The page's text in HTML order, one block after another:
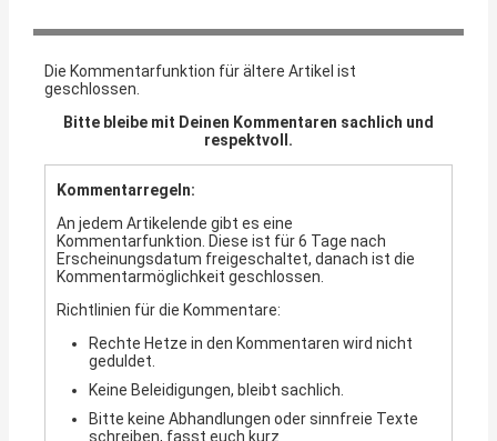
Die Kommentarfunktion für ältere Artikel ist
geschlossen.
Bitte bleibe mit Deinen Kommentaren sachlich und
respektvoll.
Kommentarregeln:
An jedem Artikelende gibt es eine
Kommentarfunktion. Diese ist für 6 Tage nach
Erscheinungsdatum freigeschaltet, danach ist die
Kommentarmöglichkeit geschlossen.
Richtlinien für die Kommentare:
Rechte Hetze in den Kommentaren wird nicht
geduldet.
Keine Beleidigungen, bleibt sachlich.
Bitte keine Abhandlungen oder sinnfreie Texte
schreiben, fasst euch kurz